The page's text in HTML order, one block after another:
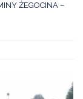
ŻEGOCINA –